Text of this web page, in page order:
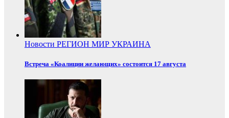
Новости РЕГИОН МИР УКРАИНА
Встреча «Коалиции желающих» состоится 17 августа